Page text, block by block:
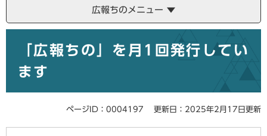
広報ちのメニュー
「広報ちの」を月1回発行してい
ます
ページID：0004197 更新日：2025年2月17日更新